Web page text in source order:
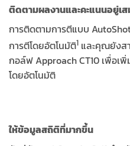
ติดตามผลงานและคะแนนอยู่เ
การติดตามการตีแบบ
การตีโดยอัตโนมัติ1 และคุณยังส
กอล์ฟ Approach CT10 เพื่อเ
โดยอัตโนมัติ
ให้ข้อมูลสถิติที่มากขึ้น